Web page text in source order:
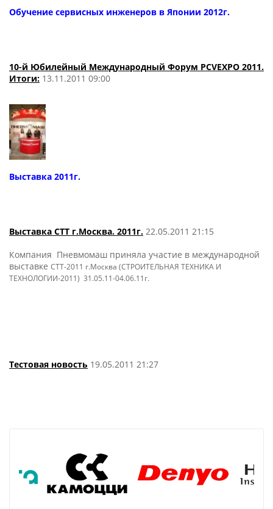
Обучение сервисных инженеров в Японии 2012г.
10-й Юбилейный Международный Форум PCVEXPO 2011.
Итоги: 13.11.2011 09:00
Выставка 2011г.
Выставка СТТ г.Москва. 2011г. 22.05.2011 21:15
Компания Пневмомаш приняла участие в международной
выставке СТТ-2011 г.Москва (СТРОИТЕЛЬНАЯ ТЕХНИКА И
ТЕХНОЛОГИИ-2011) 31.05.11-04.06.11г.
Тестовая новость 19.05.2011 21:27